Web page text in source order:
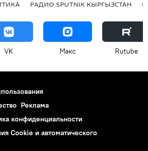
РАДИО SPUTNIK КЫРГЫЗСТАН
VK Макс Rutube
Реклама
конфиденциальности
Cookie и автоматического